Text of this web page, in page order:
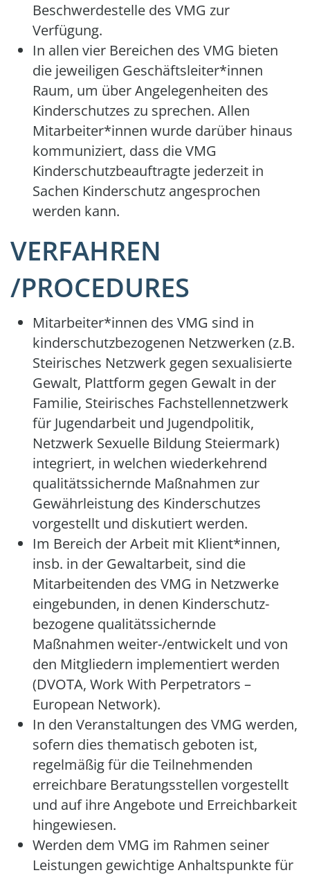
Beschwerdestelle des VMG zur
Verfügung.
In allen vier Bereichen des VMG bieten
die jeweiligen Geschäftsleiter*innen
Raum, um über Angelegenheiten des
Kinderschutzes zu sprechen. Allen
Mitarbeiter*innen wurde darüber hinaus
kommuniziert, dass die VMG
Kinderschutzbeauftragte jederzeit in
Sachen Kinderschutz angesprochen
werden kann.
VERFAHREN
/PROCEDURES
Mitarbeiter*innen des VMG sind in
kinderschutzbezogenen Netzwerken (z.B.
Steirisches Netzwerk gegen sexualisierte
Gewalt, Plattform gegen Gewalt in der
Familie, Steirisches Fachstellennetzwerk
für Jugendarbeit und Jugendpolitik,
Netzwerk Sexuelle Bildung Steiermark)
integriert, in welchen wiederkehrend
qualitätssichernde Maßnahmen zur
Gewährleistung des Kinderschutzes
vorgestellt und diskutiert werden.
Im Bereich der Arbeit mit Klient*innen,
insb. in der Gewaltarbeit, sind die
Mitarbeitenden des VMG in Netzwerke
eingebunden, in denen Kinderschutz-
bezogene qualitätssichernde
Maßnahmen weiter-/entwickelt und von
den Mitgliedern implementiert werden
(DVOTA, Work With Perpetrators –
European Network).
In den Veranstaltungen des VMG werden,
sofern dies thematisch geboten ist,
regelmäßig für die Teilnehmenden
erreichbare Beratungsstellen vorgestellt
und auf ihre Angebote und Erreichbarkeit
hingewiesen.
Werden dem VMG im Rahmen seiner
Leistungen gewichtige Anhaltspunkte für